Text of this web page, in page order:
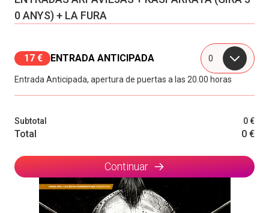
0 ANYS) + LA FURA
17 € ENTRADA ANTICIPADA 0
Entrada Anticipada, apertura de puertas a las 20.00 horas
Subtotal 0 €
Total 0 €
Continuar